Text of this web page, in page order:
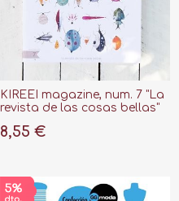
KIREEI magazine, num. 7 "La
revista de las cosas bellas"
8,55 €